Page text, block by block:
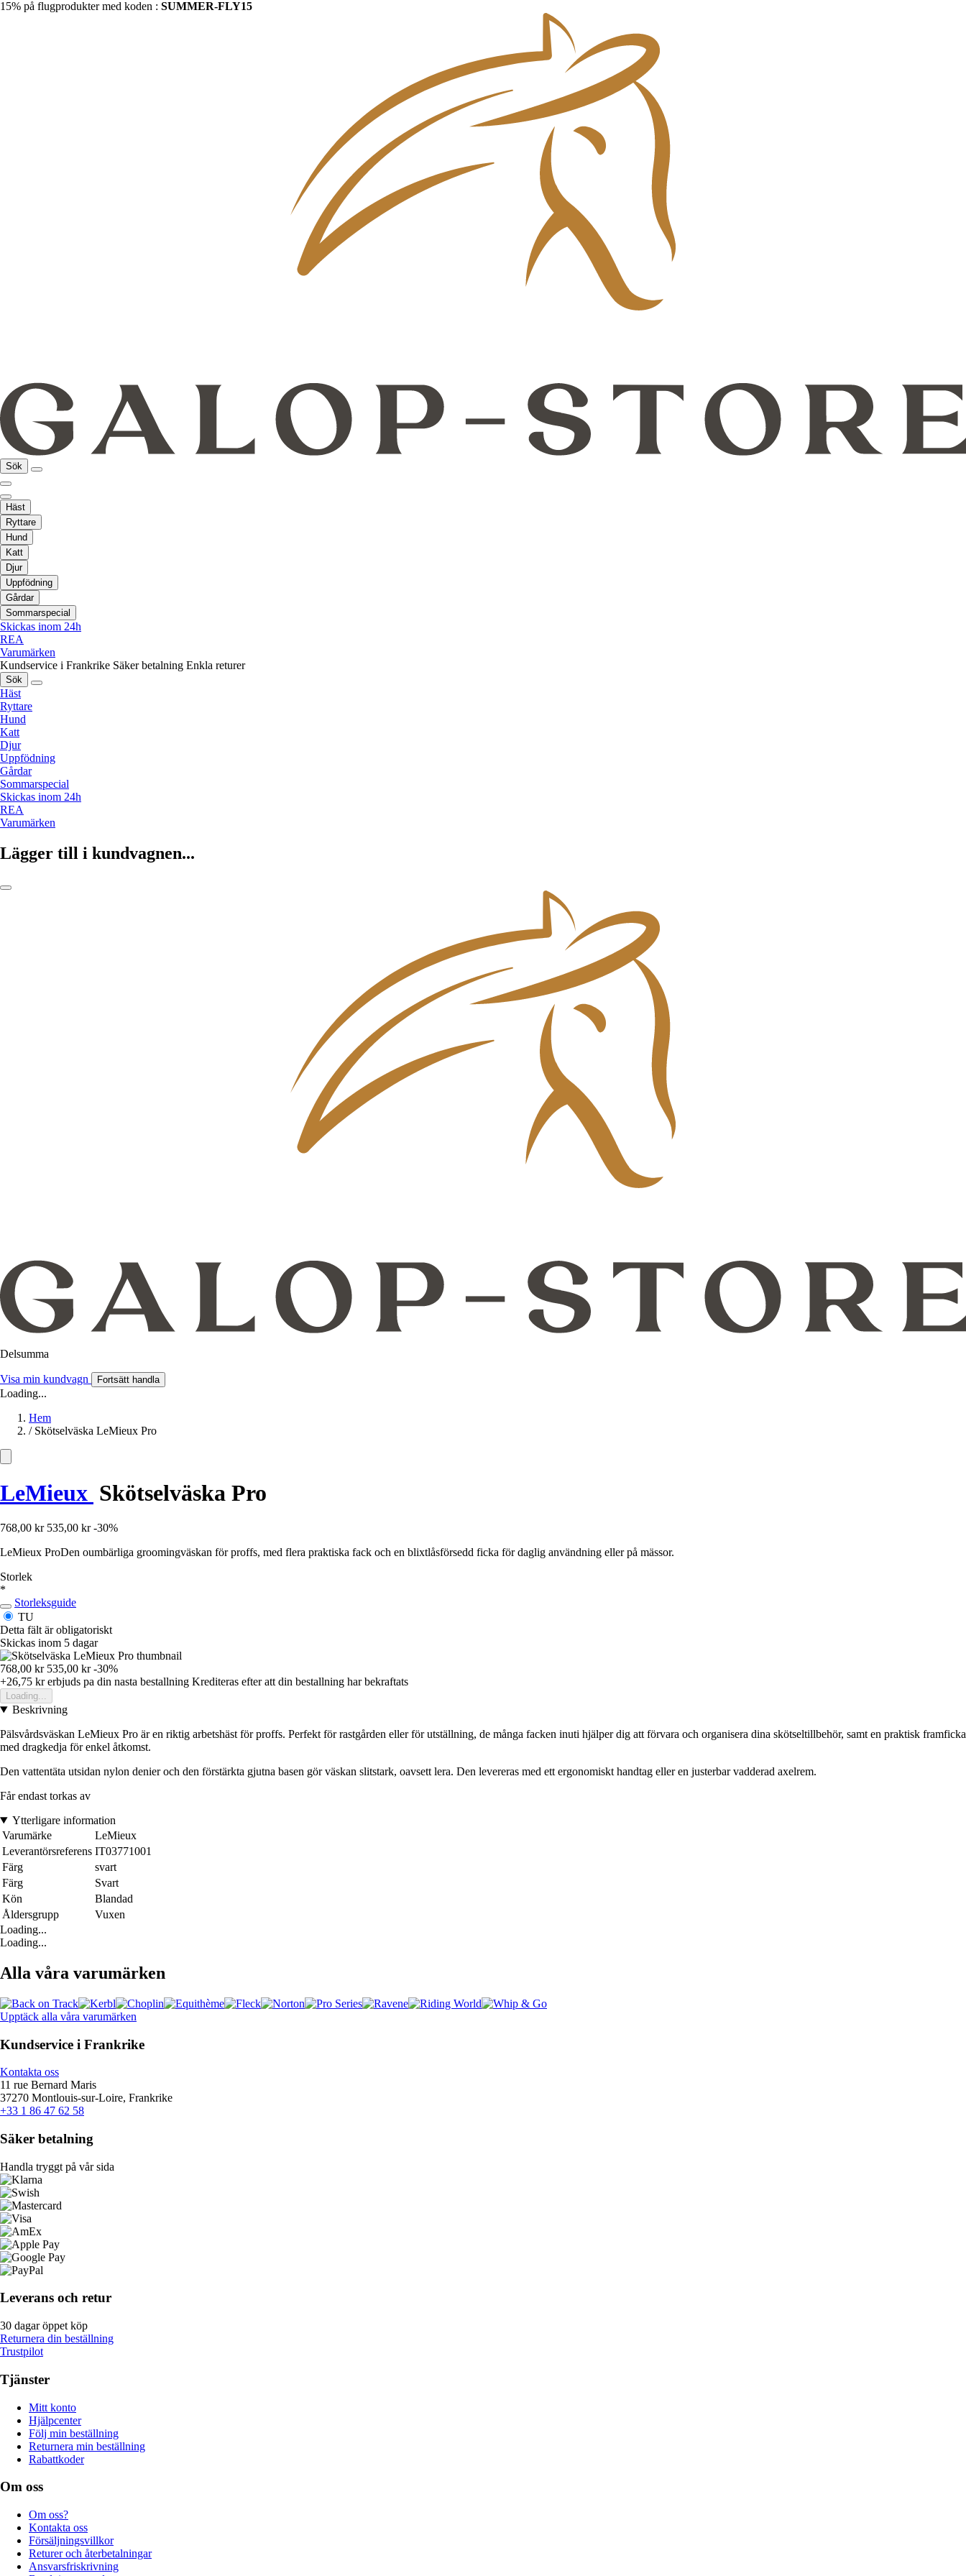
15% på flugprodukter med koden : SUMMER-FLY15
Sök
Häst
Ryttare
Hund
Katt
Djur
Uppfödning
Gårdar
Sommarspecial
Skickas inom 24h
REA
Varumärken
Kundservice i Frankrike Säker betalning Enkla returer
Sök
Häst
Ryttare
Hund
Katt
Djur
Uppfödning
Gårdar
Sommarspecial
Skickas inom 24h
REA
Varumärken
Lägger till i kundvagnen...
Delsumma
Visa min kundvagn Fortsätt handla
Loading...
Hem
/ Skötselväska LeMieux Pro
LeMieux Skötselväska Pro
768,00 kr 535,00 kr -30%
LeMieux ProDen oumbärliga groomingväskan för proffs, med flera praktiska fack och en blixtlåsförsedd ficka för daglig användning eller på mässor.
Storlek
*
Storleksguide
TU
Detta fält är obligatoriskt
Skickas inom 5 dagar
768,00 kr 535,00 kr -30%
+26,75 krerbjuds pa din nasta bestallning Krediteras efter att din bestallning har bekraftats
Loading...
Beskrivning
Pälsvårdsväskan LeMieux Pro är en riktig arbetshäst för proffs. Perfekt för rastgården eller för utställning, de många facken inuti hjälper dig att förvara och organisera dina skötseltillbehör, samt en praktisk framficka
med dragkedja för enkel åtkomst.
Den vattentäta utsidan nylon denier och den förstärkta gjutna basen gör väskan slitstark, oavsett lera. Den levereras med ett ergonomiskt handtag eller en justerbar vadderad axelrem.
Får endast torkas av
Ytterligare information
Varumärke
LeMieux
Leverantörsreferens IT03771001
Färg
svart
Färg
Svart
Kön
Blandad
Åldersgrupp
Vuxen
Loading...
Loading...
Alla våra varumärken
Upptäck alla våra varumärken
Kundservice i Frankrike
Kontakta oss
11 rue Bernard Maris
37270 Montlouis-sur-Loire, Frankrike
+33 1 86 47 62 58
Säker betalning
Handla tryggt på vår sida
Leverans och retur
30 dagar öppet köp
Returnera din beställning
Trustpilot
Tjänster
Mitt konto
Hjälpcenter
Följ min beställning
Returnera min beställning
Rabattkoder
Om oss
Om oss?
Kontakta oss
Försäljningsvillkor
Returer och återbetalningar
Ansvarsfriskrivning